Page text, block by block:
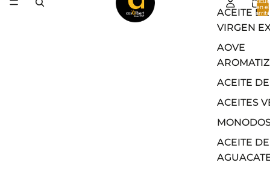
ACEITE
VIRGEN
AOVE
ACEITE
ACEITES
ACEITE DE
en el